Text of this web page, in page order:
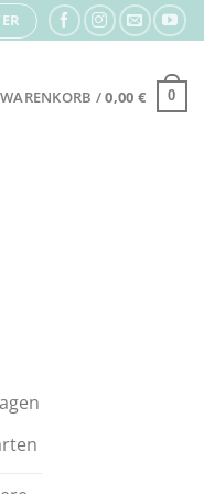
WARENKORB /0,00 € 0